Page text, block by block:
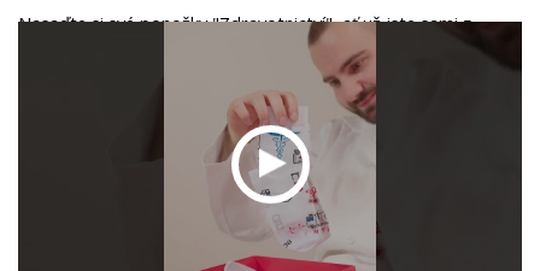
Nasaďte si své ponožky "Zdravotnictví", ať už jste sami z
oboru nebo chcete vyjádřit podporu těm, kteří nám pomáhají
zůstat zdraví. Tyto ponožky nejsou jen módním doplňkem, ale